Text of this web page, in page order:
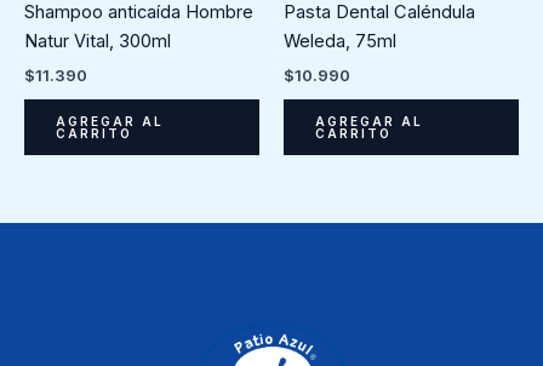
Shampoo anticaída Hombre
Natur Vital, 300ml
$11.390
AGREGAR AL
CARRITO
Pasta Dental Caléndula
Weleda, 75ml
$10.990
AGREGAR AL
CARRITO